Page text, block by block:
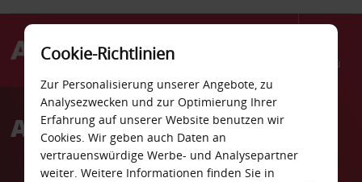
Menü
AvisAutovermietung Kerikeri
Cookie-Richtlinien
Zur Personalisierung unserer Angebote, zu
Analysezwecken und zur Optimierung Ihrer
Erfahrung auf unserer Website benutzen wir
Cookies. Wir geben auch Daten an
vertrauenswürdige Werbe- und Analysepartner
weiter. Weitere Informationen finden Sie in